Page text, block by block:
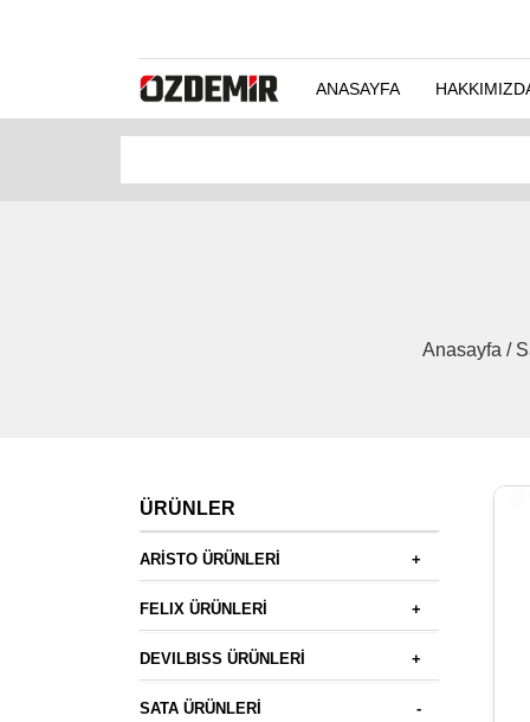
ANASAYFA
Anasayfa /
ÜRÜNLER
+
ARİSTO ÜRÜNLERİ
+
FELIX ÜRÜNLERİ
+
DEVILBISS ÜRÜNLERİ
-
SATA ÜRÜNLERİ